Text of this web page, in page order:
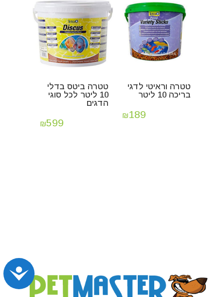
טטרה וראיטי לדגי
בריכה 10 ליטר
₪189
טטרה ביטס בדלי
10 ליטר לכל סוגי
הדגים
₪599